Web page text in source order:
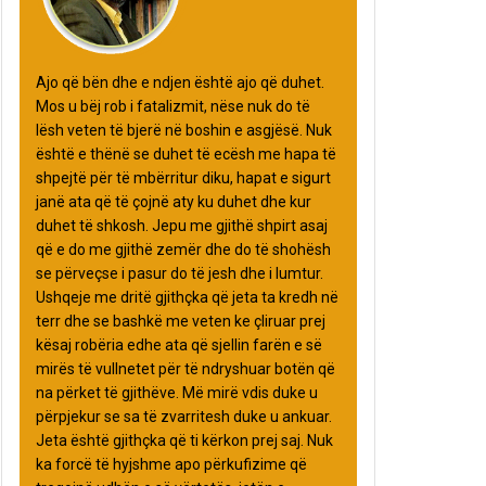
Ajo që bën dhe e ndjen është ajo që duhet.
Mos u bëj rob i fatalizmit, nëse nuk do të
lësh veten të bjerë në boshin e asgjësë. Nuk
është e thënë se duhet të ecësh me hapa të
shpejtë për të mbërritur diku, hapat e sigurt
janë ata që të çojnë aty ku duhet dhe kur
duhet të shkosh. Jepu me gjithë shpirt asaj
që e do me gjithë zemër dhe do të shohësh
se përveçse i pasur do të jesh dhe i lumtur.
Ushqeje me dritë gjithçka që jeta ta kredh në
terr dhe se bashkë me veten ke çliruar prej
kësaj robëria edhe ata që sjellin farën e së
mirës të vullnetet për të ndryshuar botën që
na përket të gjithëve. Më mirë vdis duke u
përpjekur se sa të zvarritesh duke u ankuar.
Jeta është gjithçka që ti kërkon prej saj. Nuk
ka forcë të hyjshme apo përkufizime që